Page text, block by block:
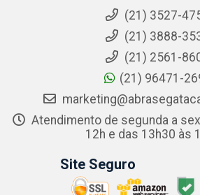
(21) 3527-
(21) 3888-
(21) 2561-
(21) 96471-
Atendimento de segunda a
12h e das 13h30 às
Site Seguro